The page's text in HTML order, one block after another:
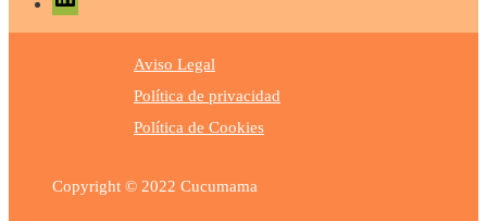
Aviso Legal
Política de privacidad
Política de Cookies
Copyright © 2022 Cucumama